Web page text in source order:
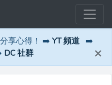
享心得！ ➡️ YT 頻道 ➡️
DC 社群 ×